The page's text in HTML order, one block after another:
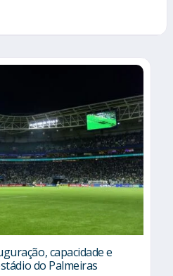
capacidade e
do Palmeiras